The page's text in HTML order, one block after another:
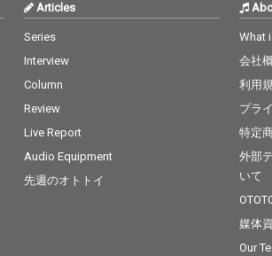
Articles
Series
Interview
Column
Review
Live Report
Audio Equipment
先週のオトトイ
What
会社
利用
プラ
特定
外部
いて
媒体
Our